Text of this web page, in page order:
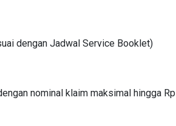
dengan Jadwal Service Booklet)
nominal klaim maksimal hingga Rp